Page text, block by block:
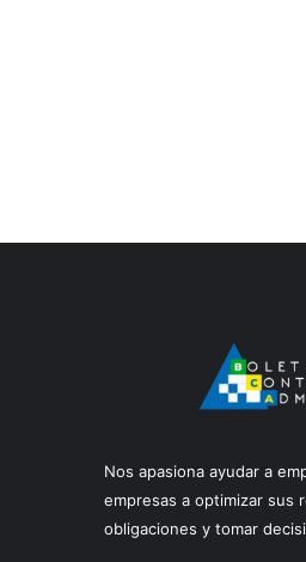
Nos apasiona ayudar a
empresas a optimizar sus
obligaciones y tomar